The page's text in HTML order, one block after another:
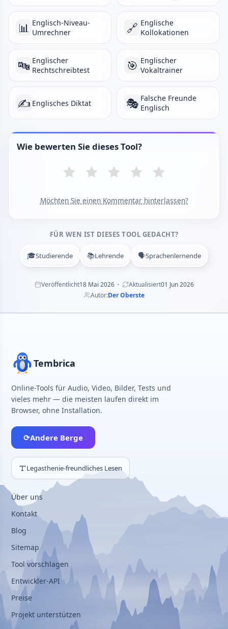
📊 Englisch-Niveau-
Umrechner
🔗 Englische
Kollokationen
🔤 Englischer
Rechtschreibtest
🎯 Englischer
Vokaltrainer
✍️ Englisches Diktat 🎭 Falsche Freunde
Englisch
Wie bewerten Sie dieses Tool?
Möchten Sie einen Kommentar hinterlassen?
FÜR WEN IST DIESES TOOL GEDACHT?
🎓Studierende 📚Lehrende 🗣️Sprachenlernende
Veröffentlicht18 Mai 2026 Aktualisiert01 Jun 2026
Autor:Der Oberste
Tembrica
Online-Tools für Audio, Video, Bilder, Tests und
vieles mehr — die meisten laufen direkt im
Browser, ohne Installation.
⟳Andere Berge
Legasthenie-freundliches Lesen
Über uns
Kontakt
Blog
Sitemap
Tool vorschlagen
Entwickler-API
Preise
Projekt unterstützen